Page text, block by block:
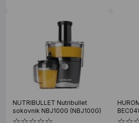
NUTRIBULLET Nutribullet
sokovnik NBJ100G (NBJ100G)